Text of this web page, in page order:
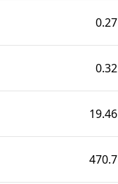
0.27
0.32
19.46
470.7